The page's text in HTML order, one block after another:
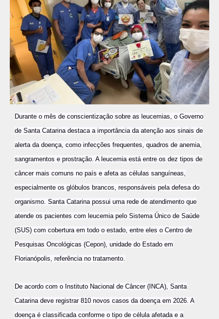
Durante o mês de conscientização sobre as leucemias, o Governo
de Santa Catarina destaca a importância da atenção aos sinais de
alerta da doença, como infecções frequentes, quadros de anemia,
sangramentos e prostração. A leucemia está entre os dez tipos de
câncer mais comuns no país e afeta as células sanguíneas,
especialmente os glóbulos brancos, responsáveis pela defesa do
organismo. Santa Catarina possui uma rede de atendimento que
atende os pacientes com leucemia pelo Sistema Único de Saúde
(SUS) com cobertura em todo o estado, entre eles o Centro de
Pesquisas Oncológicas (Cepon), unidade do Estado em
Florianópolis, referência no tratamento.
De acordo com o Instituto Nacional de Câncer (INCA), Santa
Catarina deve registrar 810 novos casos da doença em 2026. A
doença é classificada conforme o tipo de célula afetada e a